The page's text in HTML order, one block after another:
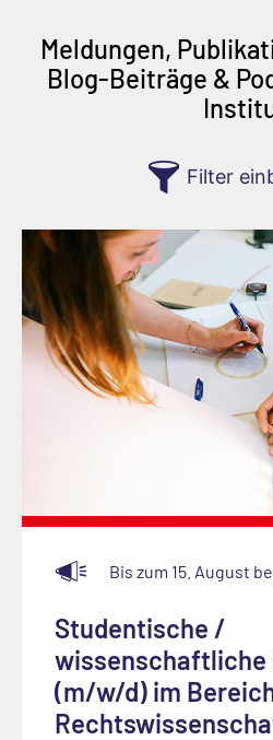
Meldungen,
Blog-Beiträge &
Filter
Bis zum 15. August
Studentische /
(m/w/d) im